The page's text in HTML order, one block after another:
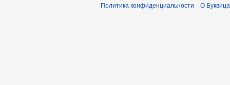
Политика конфиденциальности О Буквица